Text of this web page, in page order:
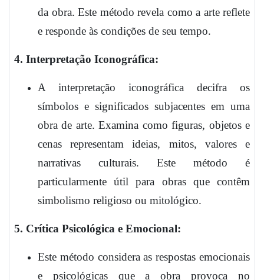
da obra. Este método revela como a arte reflete
e responde às condições de seu tempo.
4. Interpretação Iconográfica:
A interpretação iconográfica decifra os
símbolos e significados subjacentes em uma
obra de arte. Examina como figuras, objetos e
cenas representam ideias, mitos, valores e
narrativas culturais. Este método é
particularmente útil para obras que contêm
simbolismo religioso ou mitológico.
5. Crítica Psicológica e Emocional:
Este método considera as respostas emocionais
e psicológicas que a obra provoca no